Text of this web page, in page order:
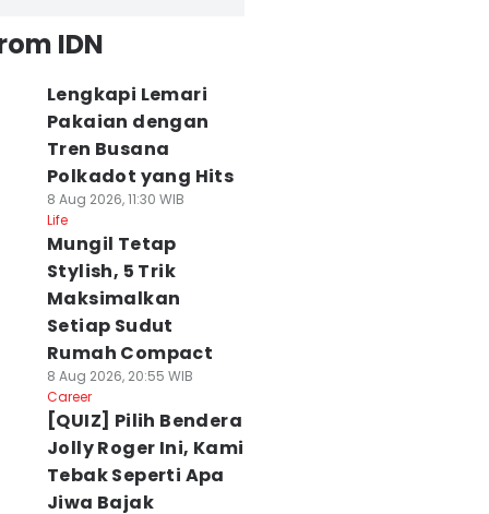
IDN
Lengkapi Lemari
Pakaian dengan
Tren Busana
Polkadot yang Hits
8 Aug 2026, 11:30 WIB
Life
Mungil Tetap
Stylish, 5 Trik
Maksimalkan
Setiap Sudut
Rumah Compact
8 Aug 2026, 20:55 WIB
Career
[QUIZ] Pilih Bendera
Jolly Roger Ini, Kami
Tebak Seperti Apa
Jiwa Bajak